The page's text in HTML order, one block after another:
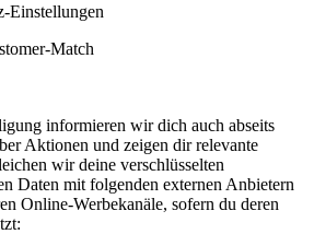
Einstellungen
Match
informieren wir dich auch abseits
Aktionen und zeigen dir relevante
wir deine verschlüsselten
Daten mit folgenden externen Anbietern
Online-Werbekanäle, sofern du deren